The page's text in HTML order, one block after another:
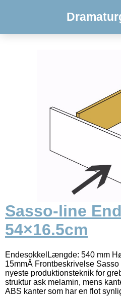
Sasso-line
54×16.5cm
EndesokkelLængde: 540 mm
15mmÂ Frontbeskrivelse
nyeste produktionsteknik for
struktur ask melamin, mens
ABS kanter som har en flot